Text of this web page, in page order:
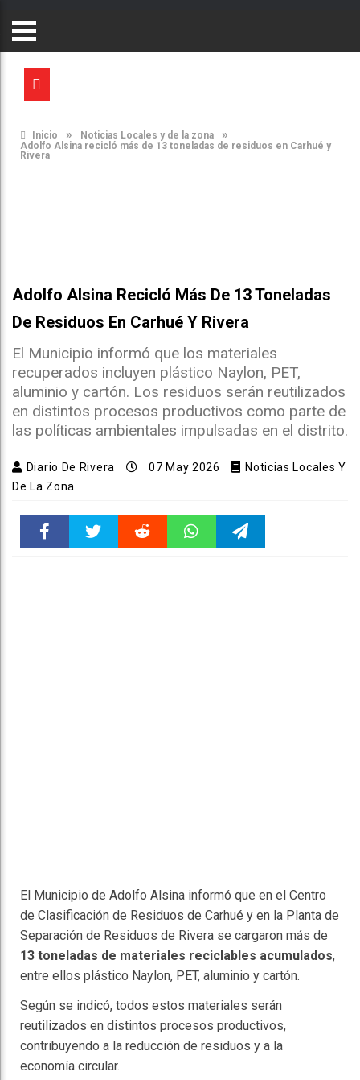
Inicio » Noticias Locales y de la zona »
Adolfo Alsina recicló más de 13 toneladas de residuos en Carhué y
Rivera
Adolfo Alsina Recicló Más De 13 Toneladas
De Residuos En Carhué Y Rivera
El Municipio informó que los materiales
recuperados incluyen plástico Naylon, PET,
aluminio y cartón. Los residuos serán reutilizados
en distintos procesos productivos como parte de
las políticas ambientales impulsadas en el distrito.
Diario De Rivera 07 May 2026
Noticias Locales Y
De La Zona
El Municipio de Adolfo Alsina informó que en el Centro
de Clasificación de Residuos de Carhué y en la Planta de
Separación de Residuos de Rivera se cargaron más de
13 toneladas de materiales reciclables acumulados,
entre ellos plástico Naylon, PET, aluminio y cartón.
Según se indicó, todos estos materiales serán
reutilizados en distintos procesos productivos,
contribuyendo a la reducción de residuos y a la
economía circular.